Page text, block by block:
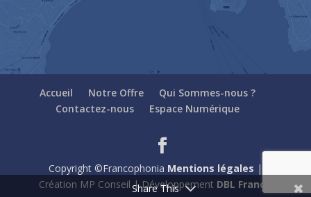
Accueil Notre Offre
Qui Sommes-nous ?
Contactez-nous
Espace Numérique
Copyright ©Francophonia Mentions légales |
Création MP Conseil | Développement DBL France
Share This